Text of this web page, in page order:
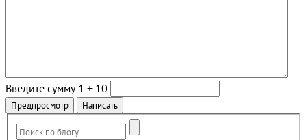
Введите сумму 1 + 10